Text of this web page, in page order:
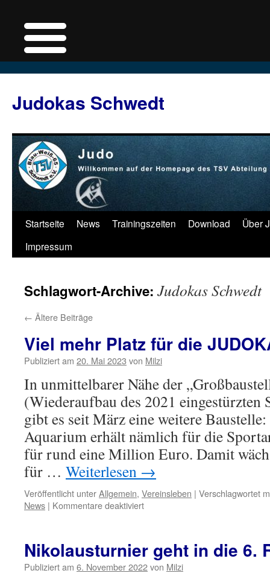
Judokas Schwedt
Zum
Inhalt
Startseite News Trainingszeiten Download
Über
Impressum
Schlagwort-Archive: Judokas Schwedt
← Ältere Beiträge
Viel mehr Platz für die
Publiziert am 20. Mai 2023 von Milzi
In unmittelbarer Nähe der
(Wiederaufbau des 2021 eingestürzten
gibt es seit März eine weitere
Aquarium erhält nämlich für die
für rund eine Million Euro. Damit
für … Weiterlesen →
Veröffentlicht unterAllgemein, Vereinsleben | Verschlagwortet
News | Kommentare deaktiviertfür
für
die
Nikolausturnier geht in die 6.
Publiziert am 6. November 2022von Milzi